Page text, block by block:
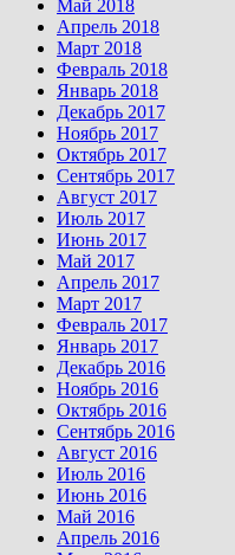
Май 2018
Апрель 2018
Март 2018
Февраль 2018
Январь 2018
Декабрь 2017
Ноябрь 2017
Октябрь 2017
Сентябрь 2017
Август 2017
Июль 2017
Июнь 2017
Май 2017
Апрель 2017
Март 2017
Февраль 2017
Январь 2017
Декабрь 2016
Ноябрь 2016
Октябрь 2016
Сентябрь 2016
Август 2016
Июль 2016
Июнь 2016
Май 2016
Апрель 2016